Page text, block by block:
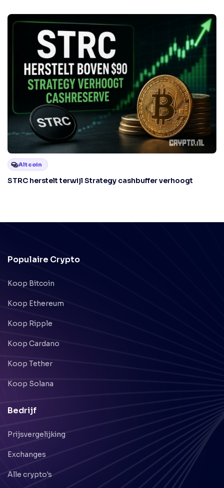
Altcoin
STRC herstelt terwijl Strategy cashbuffer verhoogt
Populaire Crypto
Koop Bitcoin
Koop Ethereum
Koop Ripple
Koop Cardano
Koop Tether
Koop Solana
Bedrijf
Prijsvergelijking
Exchanges
Alle crypto's